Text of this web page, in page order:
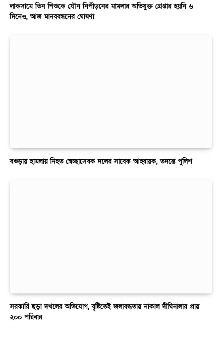
লাকসামে তিন শিশুকে যৌন নিপীড়নের মামলার অভিযুক্ত গ্রেপ্তার হয়নি ৬
দিনেও, আজ মানববন্ধনের ঘোষণা
বগুড়ায় হামলায় নিহত স্বেচ্ছাসেবক দলের সাবেক আহ্বায়ক, তদন্তে পুলিশ
সরকারি ছড়া দখলের অভিযোগ, বৃষ্টিতেই জলাবদ্ধতায় নাকাল দীঘিনালার প্রায়
২০০ পরিবার